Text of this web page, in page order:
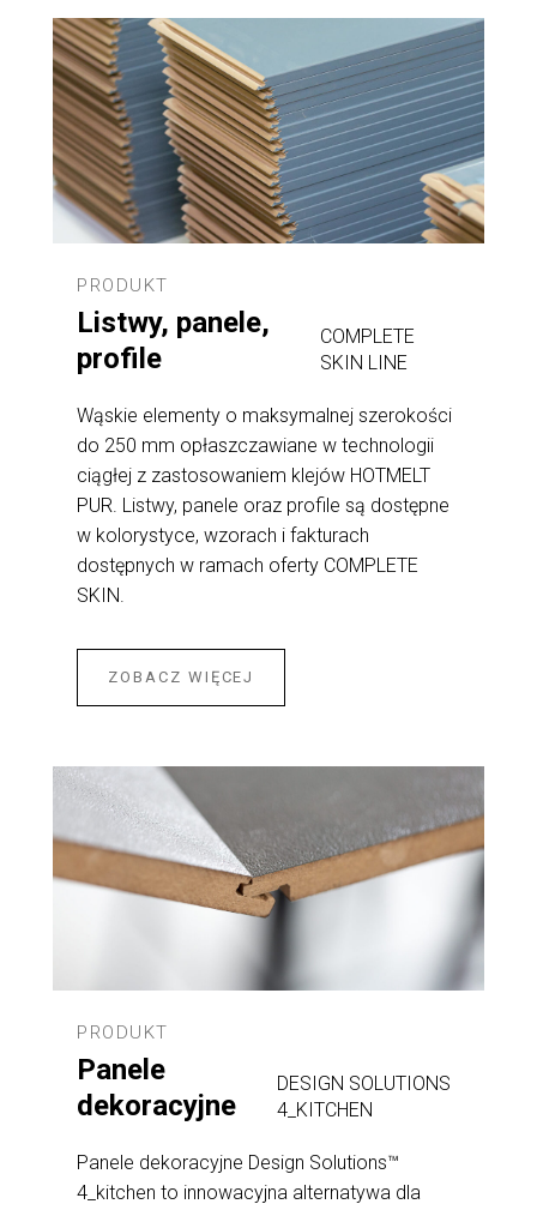
PRODUKT
Listwy, panele,
profile
COMPLETE
SKIN LINE
Wąskie elementy o maksymalnej szerokości
do 250 mm opłaszczawiane w technologii
ciągłej z zastosowaniem klejów HOTMELT
PUR. Listwy, panele oraz profile są dostępne
w kolorystyce, wzorach i fakturach
dostępnych w ramach oferty COMPLETE
SKIN.
ZOBACZ WIĘCEJ
PRODUKT
Panele
dekoracyjne
DESIGN SOLUTIONS
4_KITCHEN
Panele dekoracyjne Design Solutions™
4_kitchen to innowacyjna alternatywa dla